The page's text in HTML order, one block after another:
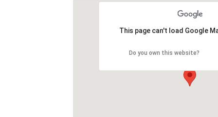
This page can't load Google
Do you own this website?